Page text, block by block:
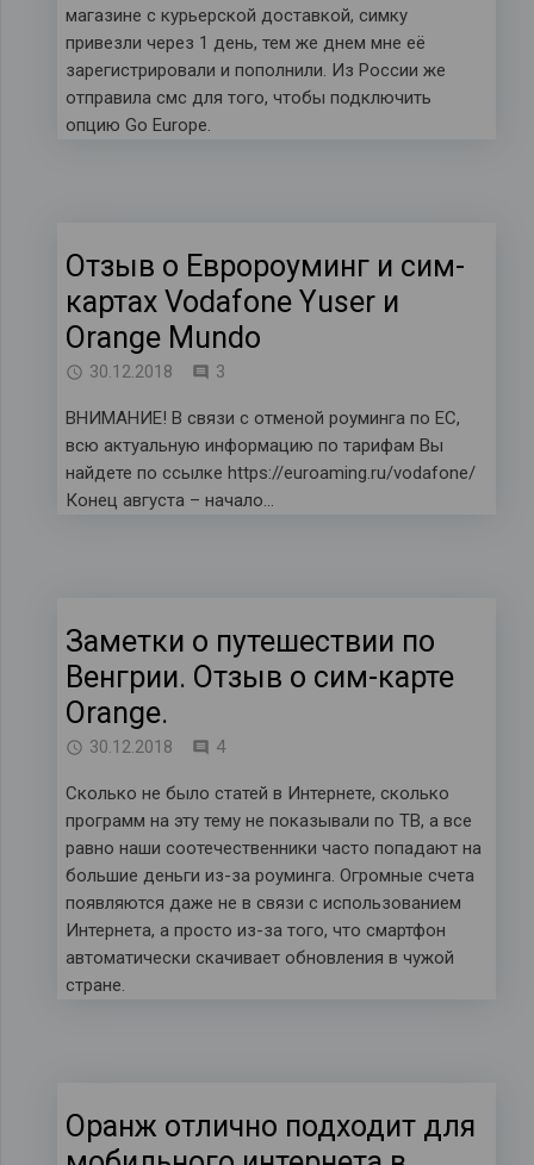
магазине с курьерской доставкой, симку
привезли через 1 день, тем же днем мне её
зарегистрировали и пополнили. Из России же
отправила смс для того, чтобы подключить
опцию Go Europe.
Отзыв о Евророуминг и сим-
картах Vodafone Yuser и
Orange Mundo
30.12.2018 3комментария
ВНИМАНИЕ! В связи с отменой роуминга по ЕС,
всю актуальную информацию по тарифам Вы
найдете по ссылке https://euroaming.ru/vodafone/
Конец августа – начало…
Заметки о путешествии по
Венгрии. Отзыв о сим-карте
Orange.
30.12.2018 4комментария
Сколько не было статей в Интернете, сколько
программ на эту тему не показывали по ТВ, а все
равно наши соотечественники часто попадают на
большие деньги из-за роуминга. Огромные счета
появляются даже не в связи с использованием
Интернета, а просто из-за того, что смартфон
автоматически скачивает обновления в чужой
стране.
Оранж отлично подходит для